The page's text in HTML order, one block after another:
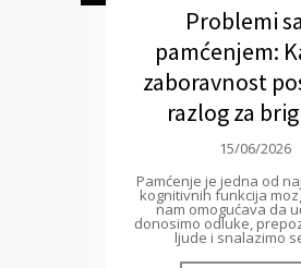
Problemi sa
pamćenjem:
zaboravnost
razlog za
15/06/2026
Pamćenje je jedna od
kognitivnih funkcija
nam omogućava da
donosimo odluke,
ljude i snalazimo